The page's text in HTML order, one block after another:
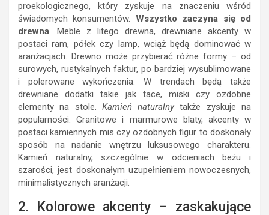
proekologicznego, który zyskuje na znaczeniu wśród
świadomych konsumentów. Wszystko zaczyna się od
drewna. Meble z litego drewna, drewniane akcenty w
postaci ram, półek czy lamp, wciąż będą dominować w
aranżacjach. Drewno może przybierać różne formy – od
surowych, rustykalnych faktur, po bardziej wysublimowane
i polerowane wykończenia. W trendach będą także
drewniane dodatki takie jak tace, miski czy ozdobne
elementy na stole. Kamień naturalny także zyskuje na
popularności. Granitowe i marmurowe blaty, akcenty w
postaci kamiennych mis czy ozdobnych figur to doskonały
sposób na nadanie wnętrzu luksusowego charakteru.
Kamień naturalny, szczególnie w odcieniach beżu i
szarości, jest doskonałym uzupełnieniem nowoczesnych,
minimalistycznych aranżacji.
2. Kolorowe akcenty – zaskakujące